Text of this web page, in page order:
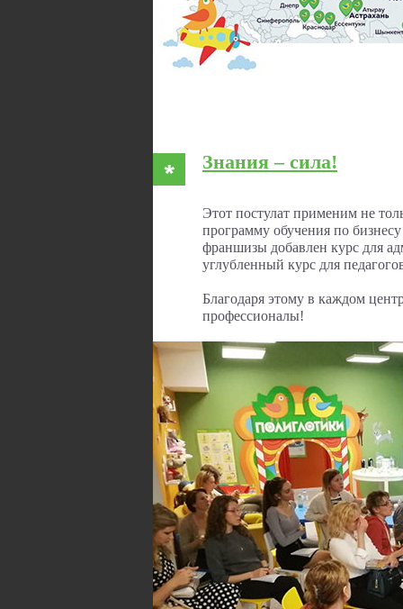
Знания – сила!
Этот постулат применим не
программу обучения по
франшизы добавлен курс для
углубленный курс для
Благодаря этому в каждом
профессионалы!